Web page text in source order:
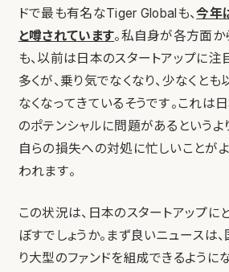
ドで最も有名なTiger Globalも、今年
と噂されています。私自身が各方面
も、以前は日本のスタートアップに
多くが、乗り気でなくなり、少なくと
なくなってきているそうです。これは
のポテンシャルに問題があるというよ
自らの損失への対処に忙しいことが
われます。
この状況は、日本のスタートアップに
ぼすでしょうか。まず良いニュースは
り大型のファンドを組成できるように